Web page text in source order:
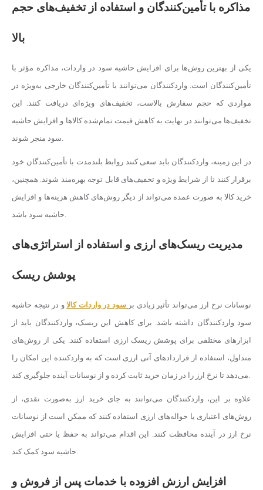
مذاکره با تأمین‌کنندگان و استفاده از تخفیف‌های حجم
بالا
یکی از بهترین روش‌ها برای افزایش حاشیه سود در واردات، مذاکره مؤثر با
تأمین‌کنندگان است. واردکنندگان می‌توانند با تأمین‌کنندگان خارجی به‌ویژه در
مواردی که حجم سفارش بالاست، تخفیف‌های ویژه‌ای دریافت کنند. این
تخفیف‌ها می‌توانند در نهایت به کاهش قیمت تمام‌شده کالاها و افزایش حاشیه
در این زمینه، واردکنندگان باید سعی کنند روابط بلندمدت با تأمین‌کنندگان خود
برقرار کنند تا از شرایط ویژه و تخفیف‌های قابل توجه بهره‌مند شوند. همچنین،
خرید کالا به صورت عمده می‌تواند از دیگر روش‌های کاهش هزینه‌ها و افزایش
مدیریت ریسک‌های ارزی و استفاده از استراتژی‌های
پوشش ریسک
نوسانات نرخ ارز می‌تواند تأثیر زیادی بر سود در واردات کالا و در نتیجه حاشیه
سود واردکنندگان داشته باشد. برای کاهش این ریسک، واردکنندگان باید از
ابزارهای مختلفی برای پوشش ریسک ارزی استفاده کنند. یکی از روش‌های
متداول، استفاده از قراردادهای آتی ارزی است که به واردکننده این امکان را
علاوه بر این، واردکنندگان می‌توانند به جای خرید ارز به‌صورت نقدی، از
روش‌های اعتباری یا حواله‌های ارزی استفاده کنند که ممکن است از نوسانات
نرخ ارز در آینده محافظت کنند. این اقدام می‌تواند به حفظ یا حتی افزایش
افزایش ارزش افزوده با خدمات پس از فروش و